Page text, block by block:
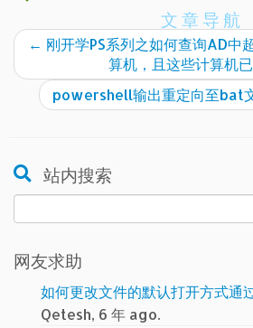
文章导航
← 刚开学PS系列之如何查询AD中
算机，且这些计算机
powershell输出重定向至bat
站内搜索
索：
网友求助
如何更改文件的默认打开方式通
Qetesh, 6 年 ago.